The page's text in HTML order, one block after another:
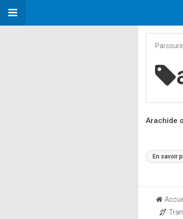
Arachide
En savoir